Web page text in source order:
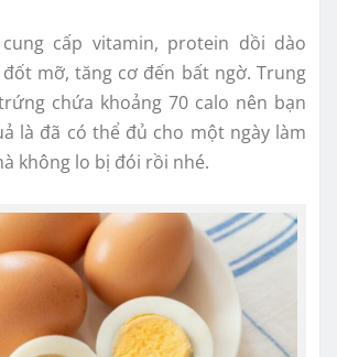
cấp vitamin, protein dồi dào
mỡ, tăng cơ đến bất ngờ. Trung
chứa khoảng 70 calo nên bạn
là đã có thể đủ cho một ngày làm
không lo bị đói rồi nhé.